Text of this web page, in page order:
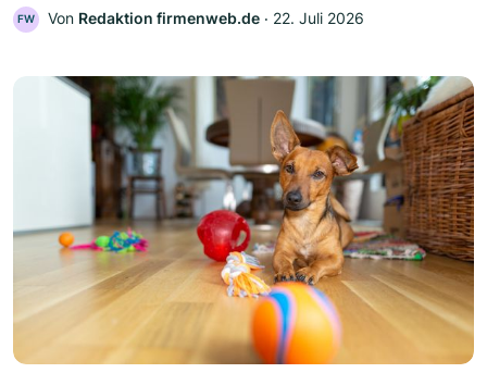
FW Von Redaktion firmenweb.de ‧ 22. Juli 2026